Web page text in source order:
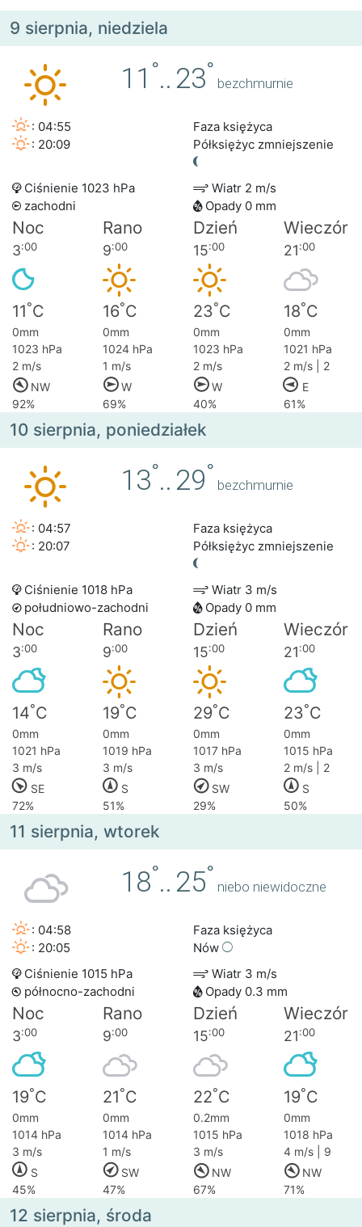
9 sierpnia, niedziela
11 °.. 23°
bezchmurnie
: 04:55
: 20:09
Faza księżyca
Półksiężyc zmniejszenie
Ciśnienie 1023 hPa
Wiatr 2 m/s
zachodni
Opady 0 mm
Noc Rano Dzień Wieczór
3:00 9:00 15:00 21:00
11°C 16°C 23°C 18°C
0mm 0mm 0mm
0mm
1023 hPa
1024 hPa 1023 hPa
1021 hPa
2 m/s
1 m/s 2 m/s
2 m/s | 2
NW
W W
E
92%
69% 40% 61%
10 sierpnia, poniedziałek
13°.. 29°
bezchmurnie
: 04:57
: 20:07
Faza księżyca
Półksiężyc zmniejszenie
Ciśnienie 1018 hPa
Wiatr 3 m/s
południowo-zachodni
Opady 0 mm
Noc Rano Dzień Wieczór
3:00 9:00 15:00 21:00
14°C 19°C 29°C 23°C
0mm 0mm 0mm
0mm
1021 hPa
1019 hPa 1017 hPa
1015 hPa
3 m/s
3 m/s 3 m/s
2 m/s | 2
SE
S SW
S
72%
51% 29% 50%
11 sierpnia, wtorek
18°.. 25°
niebo niewidoczne
: 04:58
: 20:05
Faza księżyca
Nów
Ciśnienie 1015 hPa
Wiatr 3 m/s
północno-zachodni
Opady 0.3 mm
Noc Rano Dzień Wieczór
3:00 9:00 15:00 21:00
19°C 21°C 22°C 19°C
0mm 0mm 0.2mm
0mm
1014 hPa
1014 hPa 1015 hPa
1018 hPa
3 m/s
1 m/s 3 m/s
4 m/s | 9
S
SW NW
NW
45%
47% 67% 71%
12 sierpnia, środa